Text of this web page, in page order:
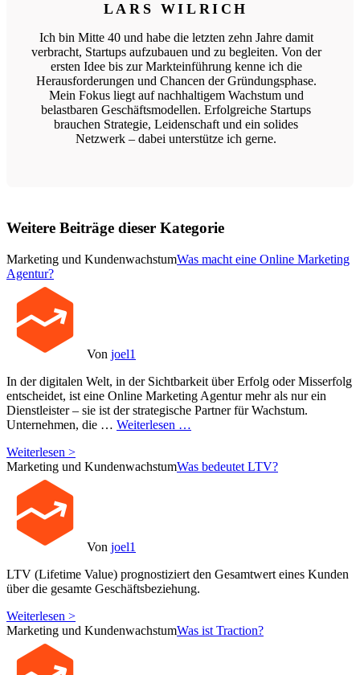
LARS WILRICH
Ich bin Mitte 40 und habe die letzten zehn Jahre damit
verbracht, Startups aufzubauen und zu begleiten. Von der
ersten Idee bis zur Markteinführung kenne ich die
Herausforderungen und Chancen der Gründungsphase.
Mein Fokus liegt auf nachhaltigem Wachstum und
belastbaren Geschäftsmodellen. Erfolgreiche Startups
brauchen Strategie, Leidenschaft und ein solides
Netzwerk – dabei unterstütze ich gerne.
Weitere Beiträge dieser Kategorie
Marketing und KundenwachstumWas macht eine Online Marketing
Agentur?
Von joel1
In der digitalen Welt, in der Sichtbarkeit über Erfolg oder Misserfolg
entscheidet, ist eine Online Marketing Agentur mehr als nur ein
Dienstleister – sie ist der strategische Partner für Wachstum.
Unternehmen, die … Weiterlesen …
Weiterlesen >
Marketing und KundenwachstumWas bedeutet LTV?
Von joel1
LTV (Lifetime Value) prognostiziert den Gesamtwert eines Kunden
über die gesamte Geschäftsbeziehung.
Weiterlesen >
Marketing und KundenwachstumWas ist Traction?